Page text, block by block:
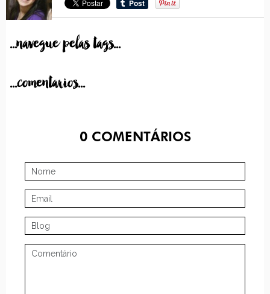
...navegue pelas tags...
...comentarios...
0COMENTÁRIOS